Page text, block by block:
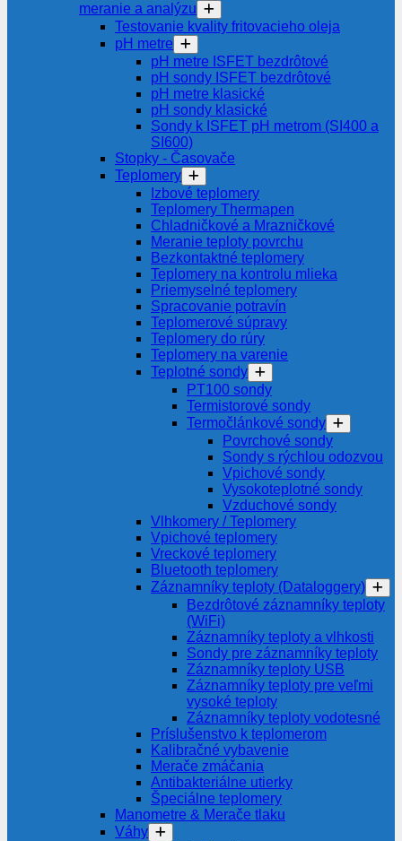
meranie a analýzu
Testovanie kvality fritovacieho oleja
pH metre
pH metre ISFET bezdrôtové
pH sondy ISFET bezdrôtové
pH metre klasické
pH sondy klasické
Sondy k ISFET pH metrom (SI400 a
SI600)
Stopky - Časovače
Teplomery
Izbové teplomery
Teplomery Thermapen
Chladničkové a Mrazničkové
Meranie teploty povrchu
Bezkontaktné teplomery
Teplomery na kontrolu mlieka
Priemyselné teplomery
Spracovanie potravín
Teplomerové súpravy
Teplomery do rúry
Teplomery na varenie
Teplotné sondy
PT100 sondy
Termistorové sondy
Termočlánkové sondy
Povrchové sondy
Sondy s rýchlou odozvou
Vpichové sondy
Vysokoteplotné sondy
Vzduchové sondy
Vlhkomery / Teplomery
Vpichové teplomery
Vreckové teplomery
Bluetooth teplomery
Záznamníky teploty (Dataloggery)
Bezdrôtové záznamníky teploty
(WiFi)
Záznamníky teploty a vlhkosti
Sondy pre záznamníky teploty
Záznamníky teploty USB
Záznamníky teploty pre veľmi
vysoké teploty
Záznamníky teploty vodotesné
Príslušenstvo k teplomerom
Kalibračné vybavenie
Merače zmáčania
Antibakteriálne utierky
Špeciálne teplomery
Manometre & Merače tlaku
Váhy